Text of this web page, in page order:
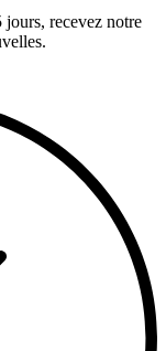
recevez notre